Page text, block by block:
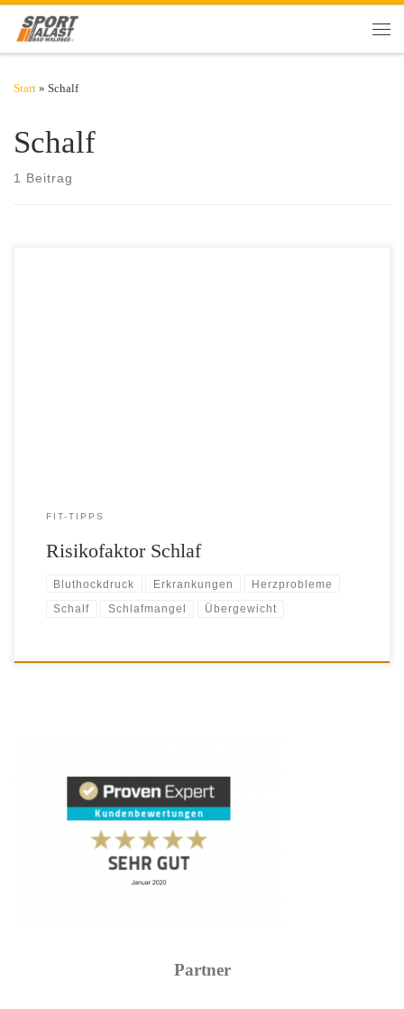
Zum Inhalt springen
Start » Schalf
Schalf
1 Beitrag
FIT-TIPPS
Risikofaktor Schlaf
Bluthockdruck Erkrankungen Herzprobleme
Schalf Schlafmangel Übergewicht
Partner